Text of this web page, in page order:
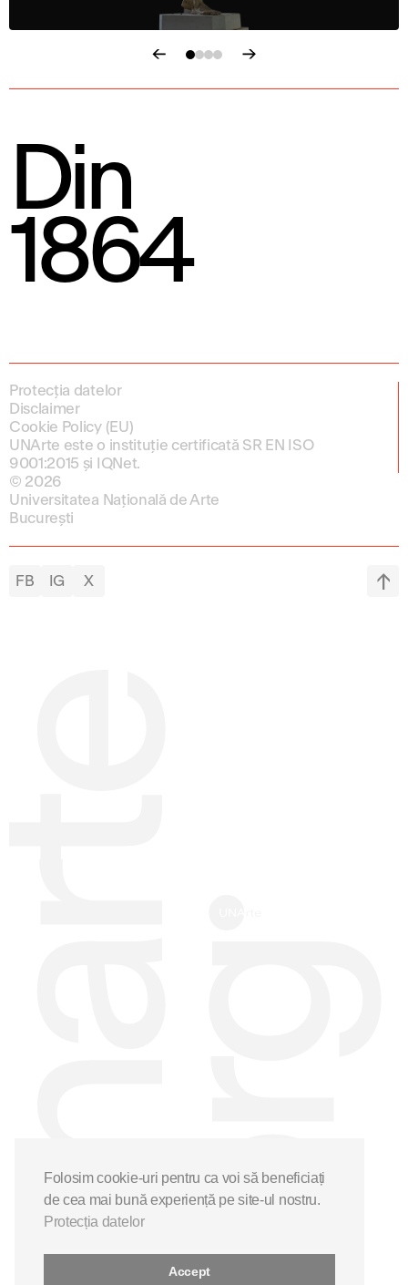
Din
1864
Protecția datelor
Disclaimer
Cookie Policy (EU)
UNArte este o instituție certificată SR EN ISO
9001:2015 și IQNet.
© 2026
Universitatea Națională de Arte
București
FB IG X
Folosim cookie-uri pentru ca voi să beneficiați
de cea mai bună experiență pe site-ul nostru.
Protecția datelor
Accept